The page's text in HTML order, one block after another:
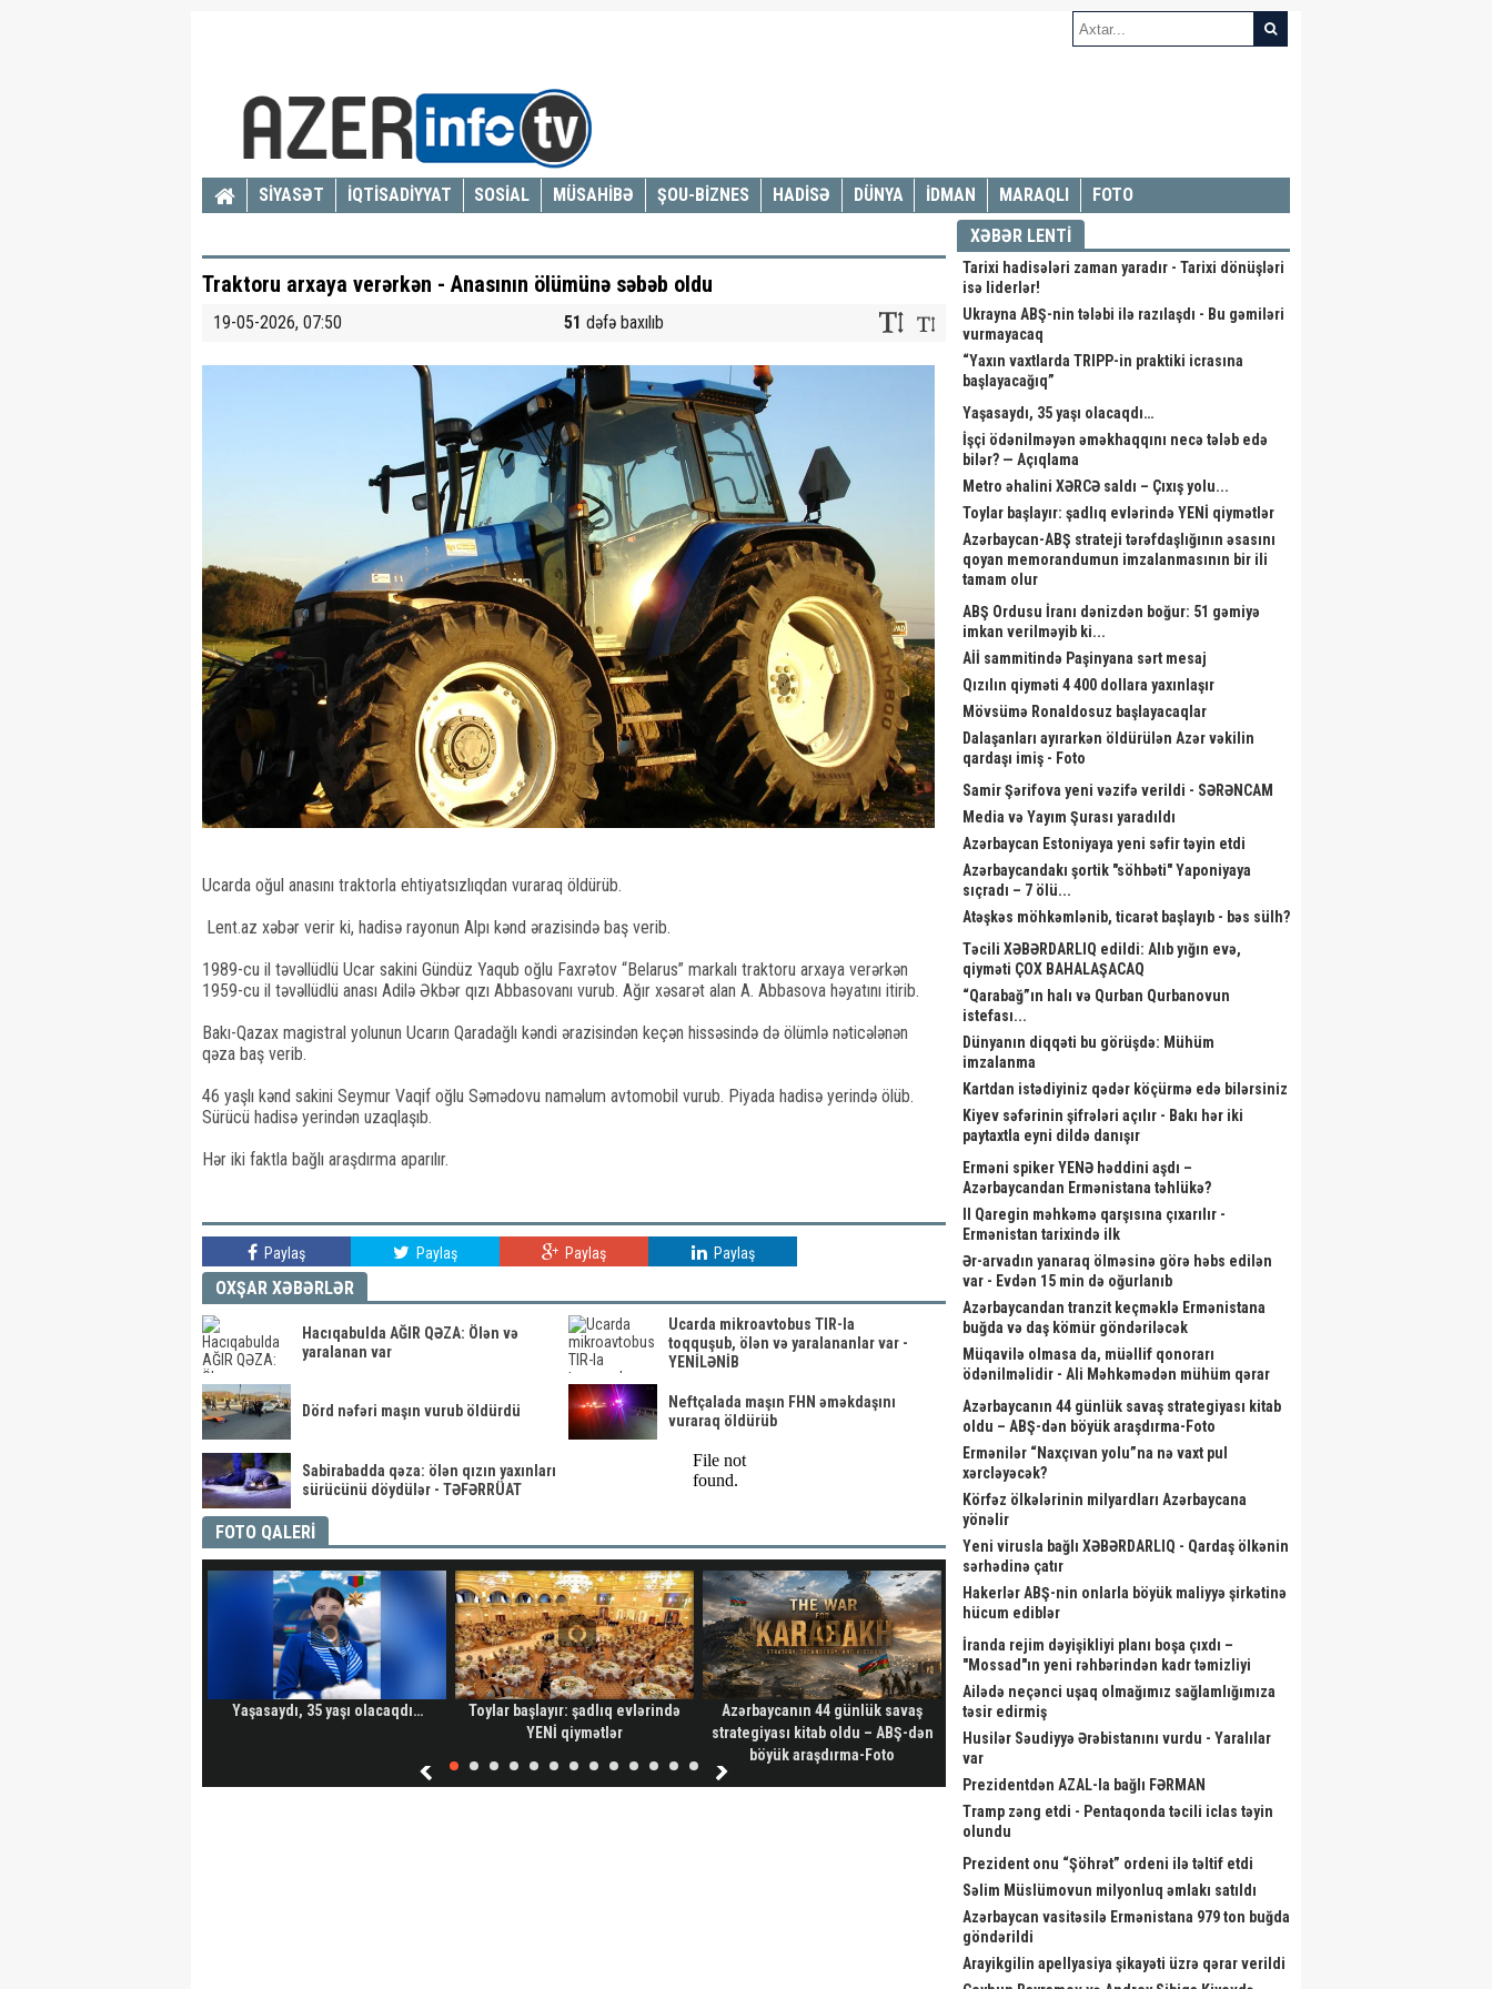
SİYASƏT İQTİSADİYYAT SOSİAL MÜSAHİBƏ ŞOU-BİZNES HADİSƏ DÜNYA İDMAN MARAQLI FOTO
Traktoru arxaya verərkən - Anasının ölümünə səbəb oldu
19-05-2026, 07:50 51 dəfə baxılıb
Ucarda oğul anasını traktorla ehtiyatsızlıqdan vuraraq öldürüb.
Lent.az xəbər verir ki, hadisə rayonun Alpı kənd ərazisində baş verib.
1989-cu il təvəllüdlü Ucar sakini Gündüz Yaqub oğlu Faxrətov “Belarus” markalı traktoru arxaya verərkən
1959-cu il təvəllüdlü anası Adilə Əkbər qızı Abbasovanı vurub. Ağır xəsarət alan A. Abbasova həyatını itirib.
Bakı-Qazax magistral yolunun Ucarın Qaradağlı kəndi ərazisindən keçən hissəsində də ölümlə nəticələnən
qəza baş verib.
46 yaşlı kənd sakini Seymur Vaqif oğlu Səmədovu naməlum avtomobil vurub. Piyada hadisə yerində ölüb.
Sürücü hadisə yerindən uzaqlaşıb.
Hər iki faktla bağlı araşdırma aparılır.
Paylaş Paylaş Paylaş Paylaş
OXŞAR XƏBƏRLƏR
Hacıqabulda AĞIR QƏZA: Ölən və
yaralanan var
Ucarda mikroavtobus TIR-la
toqquşub, ölən və yaralananlar var -
YENİLƏNİB
Dörd nəfəri maşın vurub öldürdü
Neftçalada maşın FHN əməkdaşını
vuraraq öldürüb
Sabirabadda qəza: ölən qızın yaxınları
sürücünü döydülər - TƏFƏRRÜAT
FOTO QALERİ
Yaşasaydı, 35 yaşı olacaqdı…
Toylar başlayır: şadlıq evlərində
YENİ qiymətlər
Azərbaycanın 44 günlük savaş
strategiyası kitab oldu – ABŞ-dən
böyük araşdırma-Foto
Vahid aylıq müavinət kimlərə
verilir? - Dövlət Komitəsindən
GƏLDİ - Qənimət Zahid dəymiş
XƏBƏR LENTİ
Tarixi hadisələri zaman yaradır - Tarixi dönüşləri
isə liderlər!
Ukrayna ABŞ-nin tələbi ilə razılaşdı - Bu gəmiləri
vurmayacaq
“Yaxın vaxtlarda TRIPP-in praktiki icrasına
başlayacağıq”
Yaşasaydı, 35 yaşı olacaqdı…
İşçi ödənilməyən əməkhaqqını necə tələb edə
bilər? — Açıqlama
Metro əhalini XƏRCƏ saldı – Çıxış yolu...
Toylar başlayır: şadlıq evlərində YENİ qiymətlər
Azərbaycan-ABŞ strateji tərəfdaşlığının əsasını
qoyan memorandumun imzalanmasının bir ili
tamam olur
ABŞ Ordusu İranı dənizdən boğur: 51 gəmiyə
imkan verilməyib ki...
Aİİ sammitində Paşinyana sərt mesaj
Qızılın qiyməti 4 400 dollara yaxınlaşır
Mövsümə Ronaldosuz başlayacaqlar
Dalaşanları ayırarkən öldürülən Azər vəkilin
qardaşı imiş - Foto
Samir Şərifova yeni vəzifə verildi - SƏRƏNCAM
Media və Yayım Şurası yaradıldı
Azərbaycan Estoniyaya yeni səfir təyin etdi
Azərbaycandakı şortik "söhbəti" Yaponiyaya
sıçradı – 7 ölü...
Atəşkəs möhkəmlənib, ticarət başlayıb - bəs sülh?
Təcili XƏBƏRDARLIQ edildi: Alıb yığın evə,
qiyməti ÇOX BAHALAŞACAQ
“Qarabağ”ın halı və Qurban Qurbanovun
istefası...
Dünyanın diqqəti bu görüşdə: Mühüm
imzalanma
Kartdan istədiyiniz qədər köçürmə edə bilərsiniz
Kiyev səfərinin şifrələri açılır - Bakı hər iki
paytaxtla eyni dildə danışır
Erməni spiker YENƏ həddini aşdı –
Azərbaycandan Ermənistana təhlükə?
II Qaregin məhkəmə qarşısına çıxarılır -
Ermənistan tarixində ilk
Ər-arvadın yanaraq ölməsinə görə həbs edilən
var - Evdən 15 min də oğurlanıb
Azərbaycandan tranzit keçməklə Ermənistana
buğda və daş kömür göndəriləcək
Müqavilə olmasa da, müəllif qonorarı
ödənilməlidir - Ali Məhkəmədən mühüm qərar
Azərbaycanın 44 günlük savaş strategiyası kitab
oldu – ABŞ-dən böyük araşdırma-Foto
Ermənilər “Naxçıvan yolu”na nə vaxt pul
xərcləyəcək?
Körfəz ölkələrinin milyardları Azərbaycana
yönəlir
Yeni virusla bağlı XƏBƏRDARLIQ - Qardaş ölkənin
sərhədinə çatır
Hakerlər ABŞ-nin onlarla böyük maliyyə şirkətinə
hücum ediblər
İranda rejim dəyişikliyi planı boşa çıxdı –
"Mossad"ın yeni rəhbərindən kadr təmizliyi
Ailədə neçənci uşaq olmağımız sağlamlığımıza
təsir edirmiş
Husilər Səudiyyə Ərəbistanını vurdu - Yaralılar
var
Prezidentdən AZAL-la bağlı FƏRMAN
Tramp zəng etdi - Pentaqonda təcili iclas təyin
olundu
Prezident onu “Şöhrət” ordeni ilə təltif etdi
Səlim Müslümovun milyonluq əmlakı satıldı
Azərbaycan vasitəsilə Ermənistana 979 ton buğda
göndərildi
Arayikgilin apellyasiya şikayəti üzrə qərar verildi